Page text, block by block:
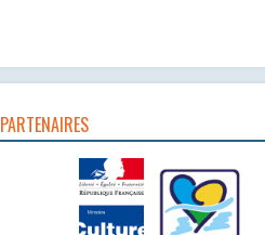
PARTENAIRES